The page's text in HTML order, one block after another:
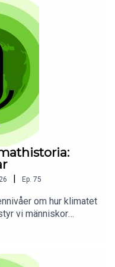
hur denna
i vår
Sveriges
Ep. 75
om hur klimatet
vi människor
av samspelet
tillrinning och
mätts i Sverige i över
Eklund berättar i det